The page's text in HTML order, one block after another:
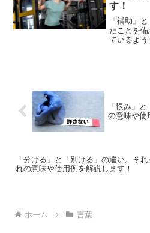
す！
「補助」
たことを
ているよう
「恨み」
の意味や使
「分ける」と「別ける」の違い。それ
れの意味や使用例を解説します！
ホーム 言葉